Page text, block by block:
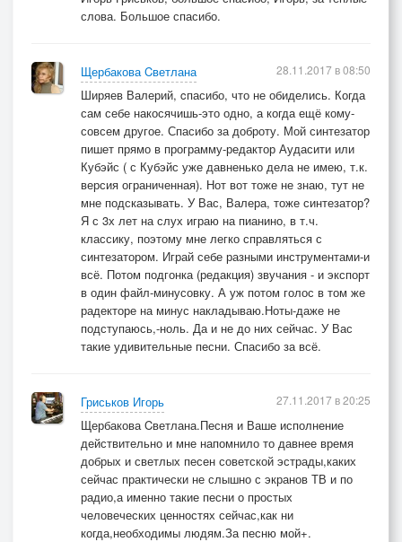
слова. Большое спасибо.
Щербакова Cветлана
Ширяев Валерий, cпасибо, что не обиделись. Когда
сам себе накосячишь-это одно, а когда ещё кому-
совсем другое. Спасибо за доброту. Мой синтезатор
пишет прямо в программу-редактор Аудасити или
Кубэйс ( с Кубэйс уже давненько дела не имею, т.к.
версия ограниченная). Нот вот тоже не знаю, тут не
мне подсказывать. У Вас, Валера, тоже синтезатор?
Я с 3х лет на слух играю на пианино, в т.ч.
классику, поэтому мне легко справляться с
синтезатором. Играй себе разными инструментами-и
всё. Потом подгонка (редакция) звучания - и экспорт
в один файл-минусовку. А уж потом голос в том же
радекторе на минус накладываю.Ноты-даже не
подступаюсь,-ноль. Да и не до них сейчас. У Вас
такие удивительные песни. Спасибо за всё.
28.11.2017 в 08:50
Гриськов Игорь
Щербакова Cветлана.Песня и Ваше исполнение
действительно и мне напомнило то давнее время
добрых и светлых песен советской эстрады,каких
сейчас практически не слышно с экранов ТВ и по
радио,а именно такие песни о простых
человеческих ценностях сейчас,как ни
когда,необходимы людям.За песню мой+.
27.11.2017 в 20:25